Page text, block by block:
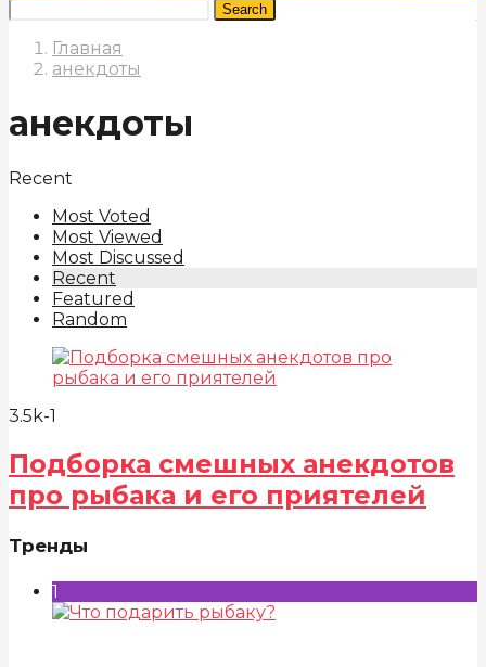
Search
Главная
анекдоты
анекдоты
Recent
Most Voted
Most Viewed
Most Discussed
Recent
Featured
Random
3.5k-1
Подборка смешных анекдотов
про рыбака и его приятелей
Тренды
1